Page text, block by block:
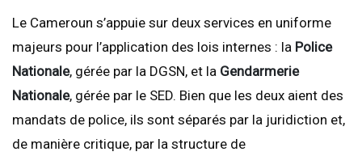
Le Cameroun s’appuie sur deux services en uniforme
majeurs pour l’application des lois internes : la Police
Nationale, gérée par la DGSN, et la Gendarmerie
Nationale, gérée par le SED. Bien que les deux aient des
mandats de police, ils sont séparés par la juridiction et,
de manière critique, par la structure de